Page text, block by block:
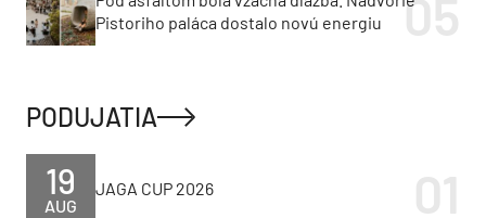
Pistoriho paláca dostalo novú energiu
PODUJATIA
AUG
19 JAGA CUP 2026